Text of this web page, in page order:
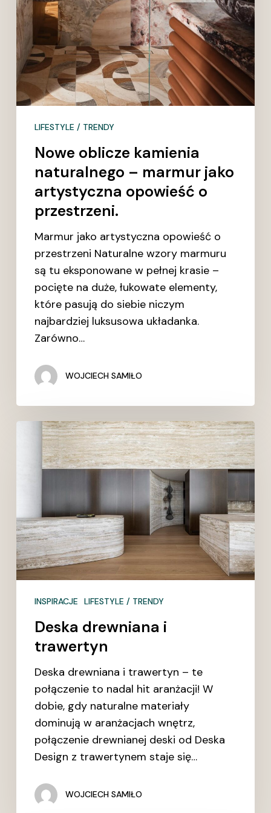
LIFESTYLE / TRENDY
Nowe oblicze kamienia
naturalnego – marmur jako
artystyczna opowieść o
przestrzeni.
Marmur jako artystyczna opowieść o
przestrzeni Naturalne wzory marmuru
są tu eksponowane w pełnej krasie –
pocięte na duże, łukowate elementy,
które pasują do siebie niczym
najbardziej luksusowa układanka.
Zarówno…
WOJCIECH SAMIŁO
Deska
drewniana
INSPIRACJE LIFESTYLE / TRENDY
Deska drewniana i
trawertyn
Deska drewniana i trawertyn – te
połączenie to nadal hit aranżacji! W
dobie, gdy naturalne materiały
dominują w aranżacjach wnętrz,
połączenie drewnianej deski od Deska
Design z trawertynem staje się…
WOJCIECH SAMIŁO